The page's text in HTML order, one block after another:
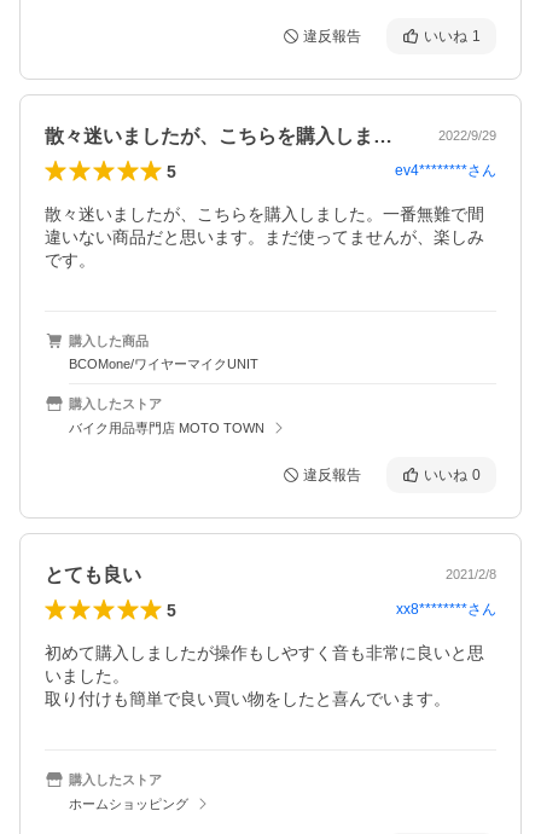
違反報告 いいね 1
散々迷いましたが、こちらを購入しました… 2022/9/29
5 ev4********さん
散々迷いましたが、こちらを購入しました。一番無難で間
違いない商品だと思います。まだ使ってませんが、楽しみ
です。
購入した商品
BCOMone/ワイヤーマイクUNIT
購入したストア
バイク用品専門店 MOTO TOWN
違反報告 いいね 0
とても良い 2021/2/8
5 xx8********さん
初めて購入しましたが操作もしやすく音も非常に良いと思
いました。
取り付けも簡単で良い買い物をしたと喜んでいます。
購入したストア
ホームショッピング